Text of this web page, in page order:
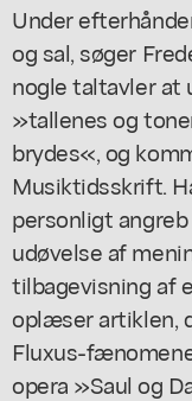
Under
og sal, søger
nogle taltavler at
»tallenes og
brydes«, og
Musiktidsskrift.
personligt
udøvelse af
tilbagevisning af
oplæser artiklen,
Fluxus-
opera »Saul og